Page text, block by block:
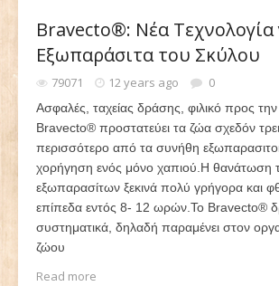
Bravecto®: Νέα Τεχνολογία
Εξωπαράσιτα του Σκύλου
79071 12 years ago 0
Ασφαλές, ταχείας δράσης, φιλικό προς την
Bravecto® προστατεύει τα ζώα σχεδόν
περισσότερο από τα συνήθη
χορήγηση ενός μόνο χαπιού.Η θανάτωση
εξωπαρασίτων ξεκινά πολύ γρήγορα και
επίπεδα εντός 8- 12 ωρών.Το Bravecto®
συστηματικά, δηλαδή παραμένει στον
ζώου
Read more